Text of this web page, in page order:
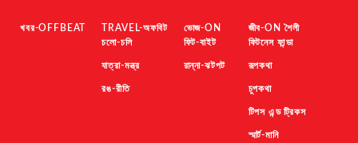
খবর-OFFBEAT
TRAVEL-অফবিট
চলো-চলি
যাত্রা-মন্ত্র
রঙ-রীতি
ভোজ-ON
ফিট-বাইট
রান্না-ঝটপট
জীব-ON শৈলী
ফিটনেস ফান্ডা
রূপকথা
চুপকথা
টিপস এন্ড ট্রিকস
স্মার্ট-মানি